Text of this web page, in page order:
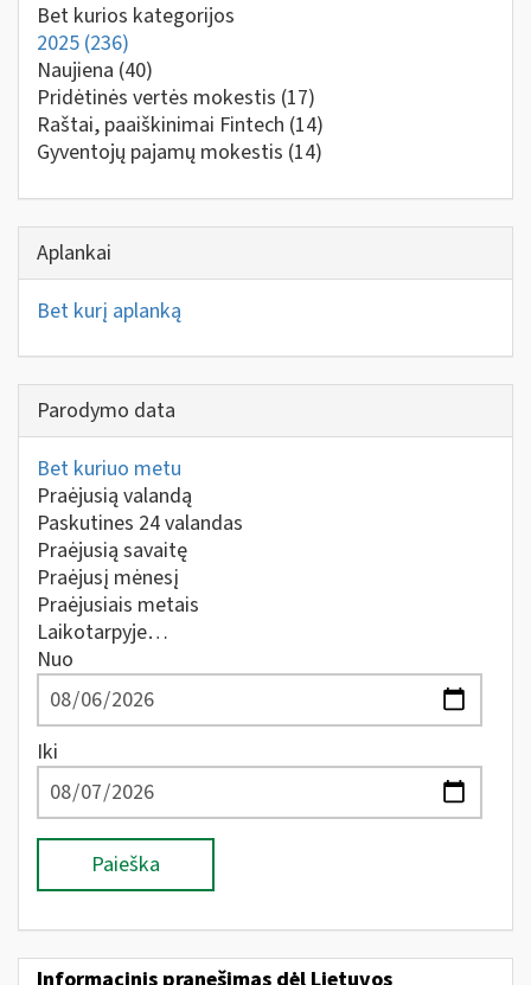
Bet kurios kategorijos
2025 (236)
Naujiena (40)
Pridėtinės vertės mokestis (17)
Raštai, paaiškinimai Fintech (14)
Gyventojų pajamų mokestis (14)
Aplankai
Bet kurį aplanką
Parodymo data
Bet kuriuo metu
Praėjusią valandą
Paskutines 24 valandas
Praėjusią savaitę
Praėjusį mėnesį
Praėjusiais metais
Laikotarpyje…
Nuo
Iki
Paieška
Informacinis pranešimas dėl Lietuvos